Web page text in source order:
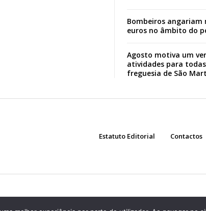
Bombeiros angariam
euros no âmbito do
Agosto motiva um
atividades para
freguesia de São
Estatuto Editorial Contactos